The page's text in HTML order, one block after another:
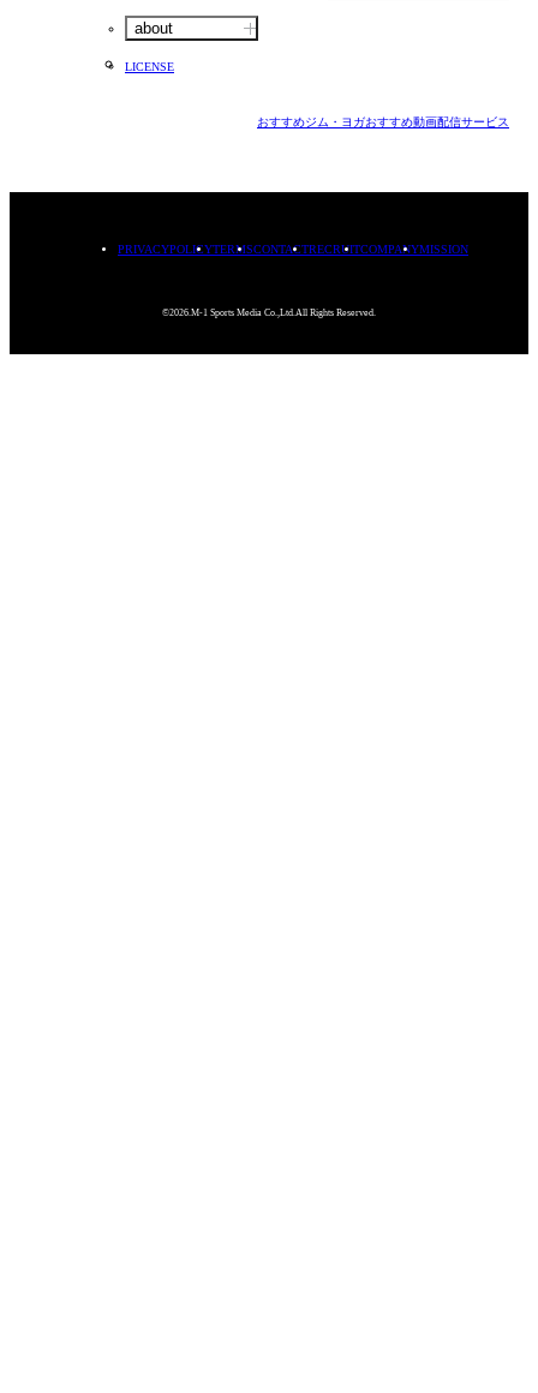
about
LICENSE
おすすめジム・ヨガおすすめ動画配信サービス
PRIVACYPOLICYTERMSCONTACTRECRUITCOMPANYMISSION
©2026.M-1 Sports Media Co.,Ltd.All Rights Reserved.